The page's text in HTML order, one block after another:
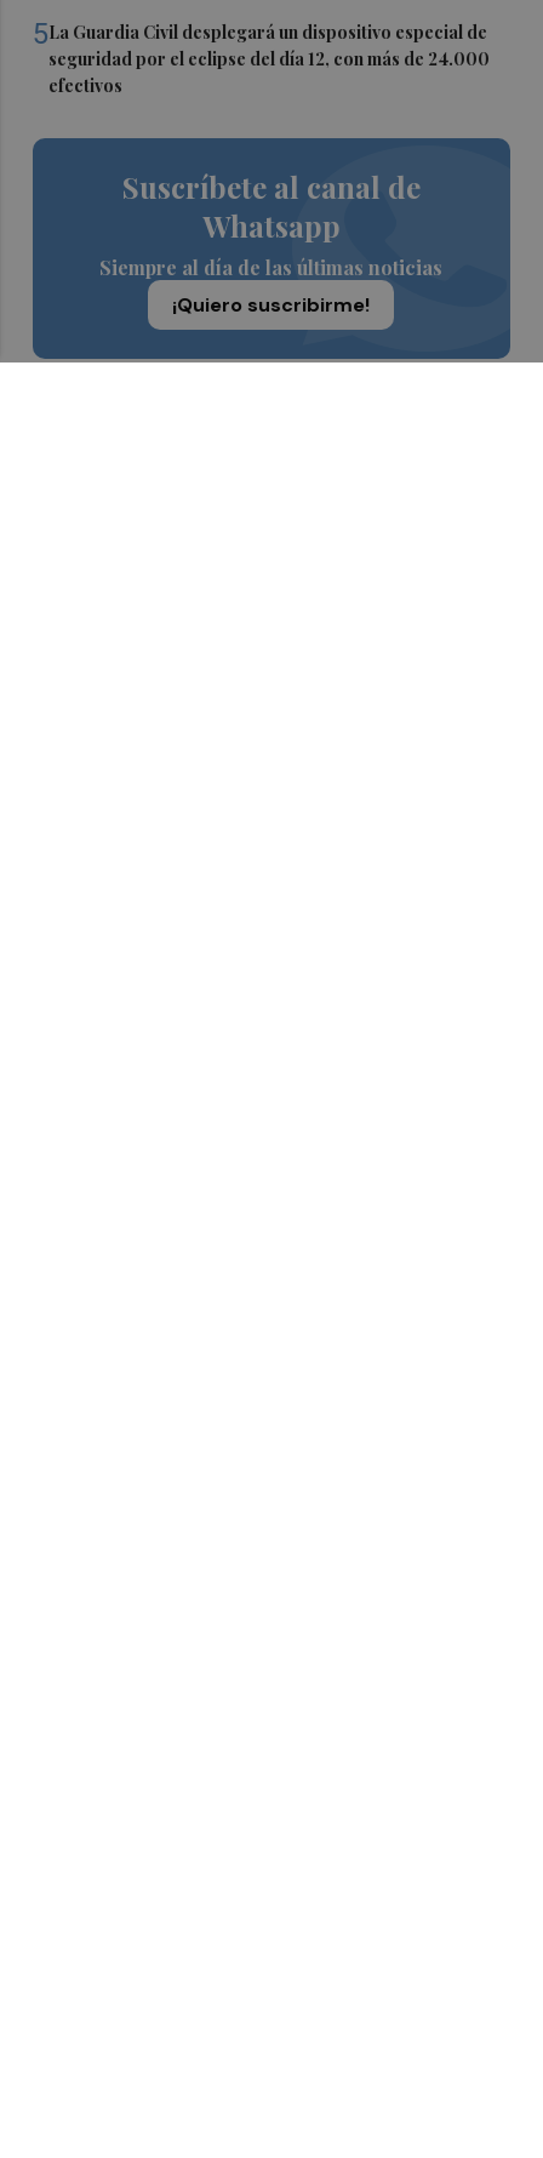
5La Guardia Civil desplegará un dispositivo especial de
seguridad por el eclipse del día 12, con más de 24.000
efectivos
Suscríbete al canal de
Whatsapp
Siempre al día de las últimas noticias
¡Quiero suscribirme!